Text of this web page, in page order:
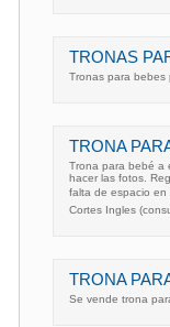
TRONAS
Tronas para bebes
TRONA
Trona para bebé a
hacer las fotos.
falta de espacio en
Cortes Ingles
TRONA
Se vende trona